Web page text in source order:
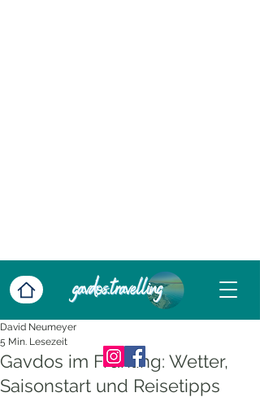
Gavdos im Frühling: Wetter,
Saisonstart und Reisetipps
David Neumeyer
5 Min. Lesezeit